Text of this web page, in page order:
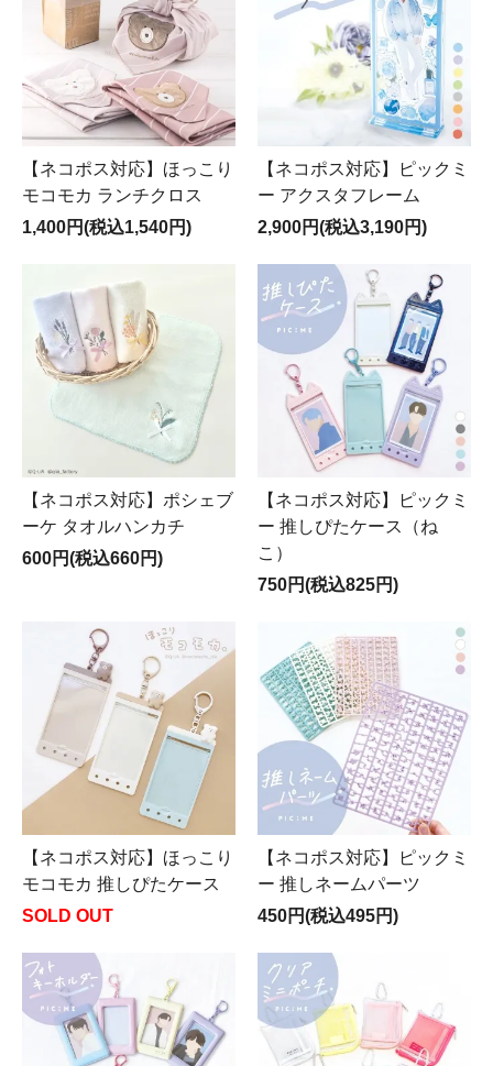
【ネコポス対応】ほっこり
モコモカ ランチクロス
1,400円(税込1,540円)
【ネコポス対応】ピックミ
ー アクスタフレーム
2,900円(税込3,190円)
【ネコポス対応】ポシェブ
ーケ タオルハンカチ
600円(税込660円)
【ネコポス対応】ピックミ
ー 推しぴたケース（ね
こ）
750円(税込825円)
【ネコポス対応】ほっこり
モコモカ 推しぴたケース
SOLD OUT
【ネコポス対応】ピックミ
ー 推しネームパーツ
450円(税込495円)